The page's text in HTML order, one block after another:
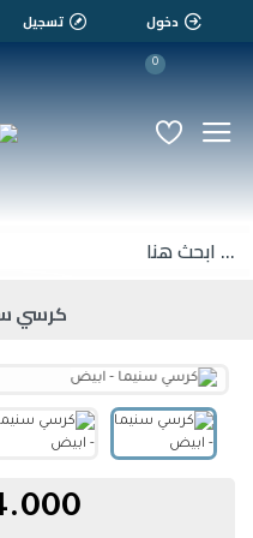
دخول تسجيل
0
كرسي
OMR